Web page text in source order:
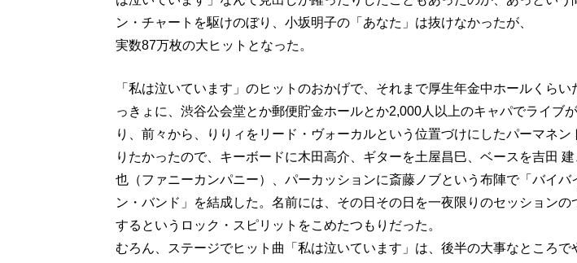
ン・チャートを駆けのぼり、小坂明子の「あなた」は抜けなかったが、
実数87万枚の大ヒットとなった。
「私は泣いています」のヒットのおかげで、それまで厚生年金中ホールくらい
っきょに、渋谷公会堂とか郵便貯金ホールとか2,000人以上のキャパでライブ
り、前々から、りりィをリード・ヴォーカルという位置づけにしたパーマネン
りたかったので、キーボードに木田高介、ギターを土屋昌巳、ベースを吉田
也（ファニーカンパニー）、パーカッションに斎藤ノブという布陣で「バイバ
ン・バンド」を結成した。名前には、その日その日を一夜限りのセッションの
するというロック・スピリットをこめたつもりだった。
むろん、ステージでヒット曲「私は泣いています」は、後半の大事なところで